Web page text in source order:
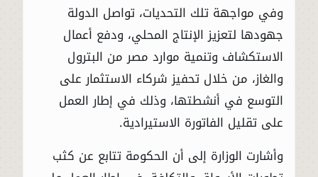
وفي مواجهة تلك التحديات، تواصل الدولة
جهودها لتعزيز الإنتاج المحلي، ودفع أعمال
الاستكشاف وتنمية موارد مصر من البترول
والغاز، من خلال تحفيز شركاء الاستثمار على
التوسع في أنشطتها، وذلك في إطار العمل
على تقليل الفاتورة الاستيرادية.
وأشارت الوزارة إلى أن الحكومة تتابع عن كثب